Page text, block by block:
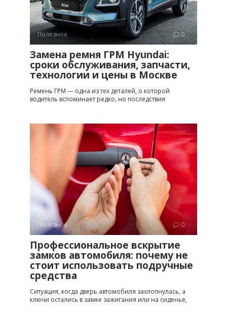
Полезное 0
Замена ремня ГРМ Hyundai:
сроки обслуживания, запчасти,
технологии и цены в Москве
Ремень ГРМ — одна из тех деталей, о которой
водитель вспоминает редко, но последствия
Полезное 0
Профессиональное вскрытие
замков автомобиля: почему не
стоит использовать подручные
средства
Ситуация, когда дверь автомобиля захлопнулась, а
ключи остались в замке зажигания или на сиденье,